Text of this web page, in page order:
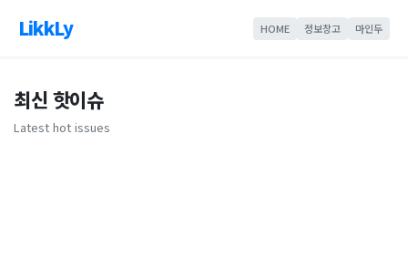
LikkLy HOME 정보창고 마인두
최신 핫이슈
Latest hot issues